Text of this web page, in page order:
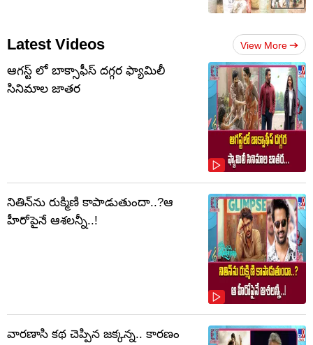
Latest Videos View More
ఆగస్ట్ లో బాక్సాఫీస్ దగ్గర ఫ్యామిలీ
సినిమాల జాతర
నితిన్‌ను రుక్మిణి కాపాడుతుందా..?ఆ
హీరోపైనే ఆశలన్నీ..!
వారణాసి కథ చెప్పిన జక్కన్న.. కారణం